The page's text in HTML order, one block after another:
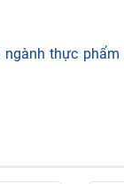
thực